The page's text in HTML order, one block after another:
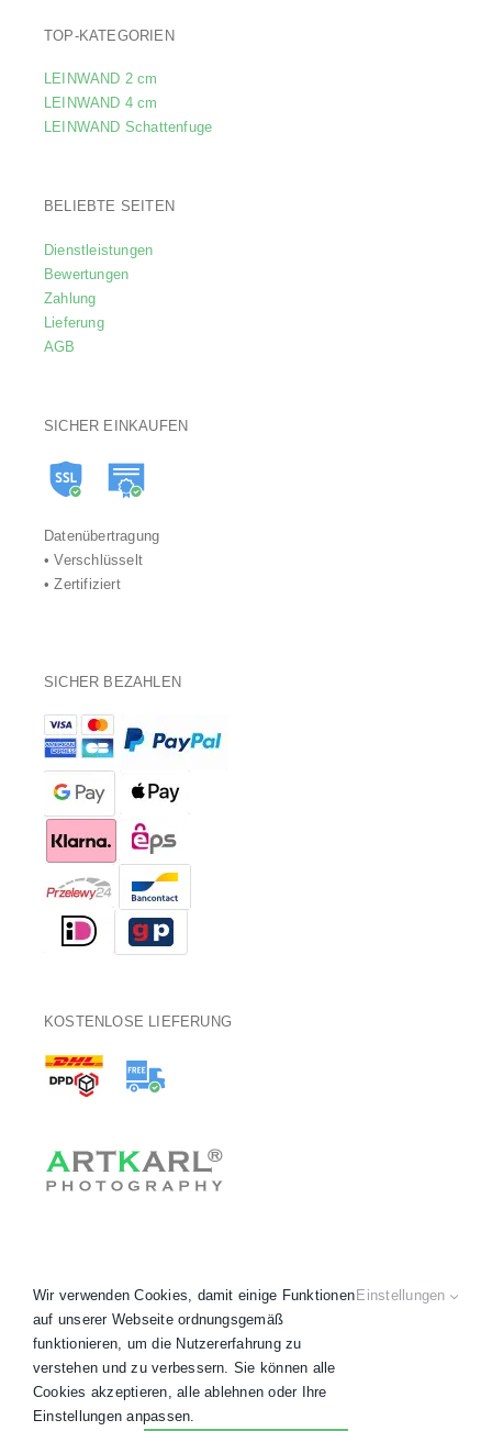
TOP-KATEGORIEN
LEINWAND 2 cm
LEINWAND 4 cm
LEINWAND Schattenfuge
BELIEBTE SEITEN
Dienstleistungen
Bewertungen
Zahlung
Lieferung
AGB
SICHER EINKAUFEN
Datenübertragung
• Verschlüsselt
• Zertifiziert
SICHER BEZAHLEN
KOSTENLOSE LIEFERUNG
Copyright 2020 - 2026 © ARTKARL® • AGB
Impressum•Widerruf • Alle Preise inkl. MwSt.
Wir verwenden Cookies, damit einige Funktionen
auf unserer Webseite ordnungsgemäß
funktionieren, um die Nutzererfahrung zu
verstehen und zu verbessern. Sie können alle
Cookies akzeptieren, alle ablehnen oder Ihre
Einstellungen anpassen.
Einstellungen